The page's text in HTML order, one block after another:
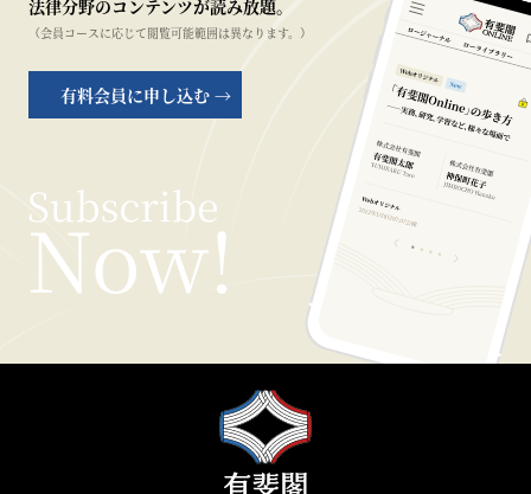
法律分野のコンテンツが読み放題。
（会員コースに応じて閲覧可能範囲は異なります。）
有料会員に申し込む →